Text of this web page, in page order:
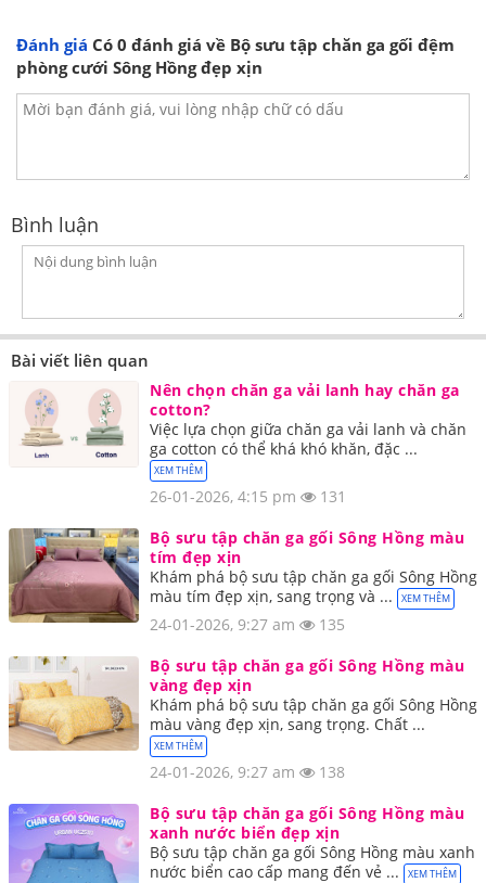
Đánh giá Có 0 đánh giá về Bộ sưu tập chăn ga gối đệm
phòng cưới Sông Hồng đẹp xịn
Bình luận
Bài viết liên quan
Nên chọn chăn ga vải lanh hay chăn ga
cotton?
Việc lựa chọn giữa chăn ga vải lanh và chăn
ga cotton có thể khá khó khăn, đặc ...
XEM THÊM
26-01-2026, 4:15 pm
131
Bộ sưu tập chăn ga gối Sông Hồng màu
tím đẹp xịn
Khám phá bộ sưu tập chăn ga gối Sông Hồng
màu tím đẹp xịn, sang trọng và ...
XEM THÊM
24-01-2026, 9:27 am
135
Bộ sưu tập chăn ga gối Sông Hồng màu
vàng đẹp xịn
Khám phá bộ sưu tập chăn ga gối Sông Hồng
màu vàng đẹp xịn, sang trọng. Chất ...
XEM THÊM
24-01-2026, 9:27 am
138
Bộ sưu tập chăn ga gối Sông Hồng màu
xanh nước biển đẹp xịn
Bộ sưu tập chăn ga gối Sông Hồng màu xanh
nước biển cao cấp mang đến vẻ ...
XEM THÊM